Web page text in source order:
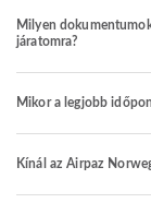
Milyen
járatomra?
Mikor a legjobb
Kínál az Airpaz